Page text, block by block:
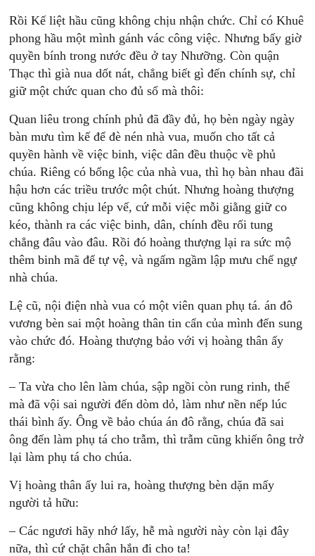
Rồi Kế liệt hầu cũng không chịu nhận chức. Chỉ có Khuê
phong hầu một mình gánh vác công việc. Nhưng bấy giờ
quyền bính trong nước đều ở tay Nhưỡng. Còn quận
Thạc thì già nua dốt nát, chẳng biết gì đến chính sự, chỉ
giữ một chức quan cho đủ số mà thôi:
Quan liêu trong chính phủ đã đầy đủ, họ bèn ngày ngày
bàn mưu tìm kế để đè nén nhà vua, muốn cho tất cả
quyền hành về việc binh, việc dân đều thuộc về phủ
chúa. Riêng có bổng lộc của nhà vua, thì họ bàn nhau đãi
hậu hơn các triều trước một chút. Nhưng hoàng thượng
cũng không chịu lép vế, cứ mỗi việc mỗi giằng giữ co
kéo, thành ra các việc binh, dân, chính đều rối tung
chẳng đâu vào đâu. Rồi đó hoàng thượng lại ra sức mộ
thêm binh mã để tự vệ, và ngấm ngầm lập mưu chế ngự
nhà chúa.
Lệ cũ, nội điện nhà vua có một viên quan phụ tá. án đô
vương bèn sai một hoàng thân tin cẩn của mình đến sung
vào chức đó. Hoàng thượng bảo với vị hoàng thân ấy
rằng:
– Ta vừa cho lên làm chúa, sập ngồi còn rung rinh, thế
mà đã vội sai người đến dòm dỏ, làm như nền nếp lúc
thái bình ấy. Ông về bảo chúa án đô rằng, chúa đã sai
ông đến làm phụ tá cho trẫm, thì trẫm cũng khiến ông trở
lại làm phụ tá cho chúa.
Vị hoàng thân ấy lui ra, hoàng thượng bèn dặn mấy
người tả hữu:
– Các ngươi hãy nhớ lấy, hễ mà người này còn lại đây
nữa, thì cứ chặt chân hắn đi cho ta!